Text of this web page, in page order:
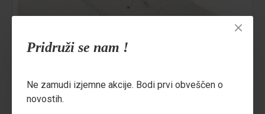
Pridruži se nam !
Ne zamudi izjemne akcije. Bodi prvi obveščen o
novostih.